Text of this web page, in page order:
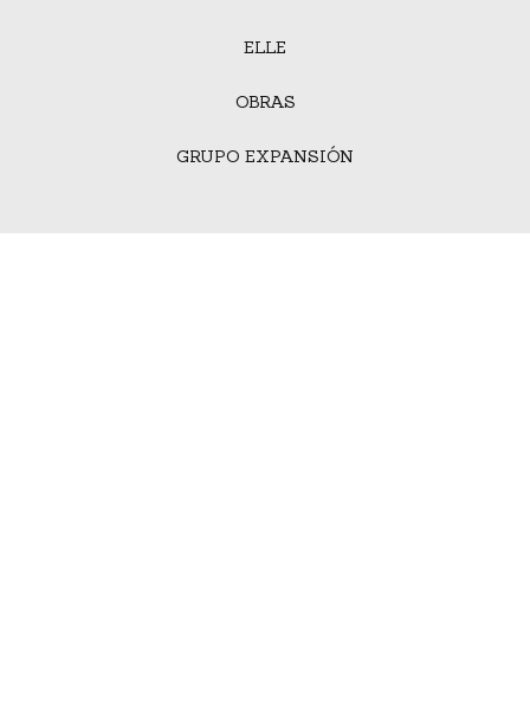
ELLE
OBRAS
GRUPO EXPANSIÓN